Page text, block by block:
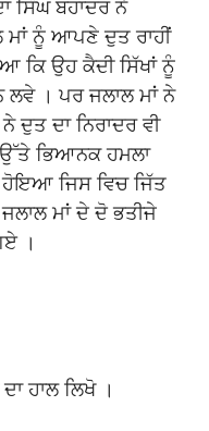
ਸਿੰਘ ਬਹਾਦਰ ਨੇ
ਮਾਂ ਨੂੰ ਆਪਣੇ ਦੁਤ ਰਾਹੀਂ
ਕਿ ਉਹ ਕੈਦੀ ਸਿੱਖਾਂ ਨੂੰ
। ਪਰ ਜਲਾਲ ਮਾਂ ਨੇ
ਦੁਤ ਦਾ ਨਿਰਾਦਰ ਵੀ
ਉੱਤੇ ਭਿਆਨਕ ਹਮਲਾ
ਜਿਸ ਵਿਚ ਜਿੱਤ
ਮਾਂ ਦੇ ਦੋ ਭਤੀਜੇ
।
ਹਾਲ ਲਿਖੋ ।